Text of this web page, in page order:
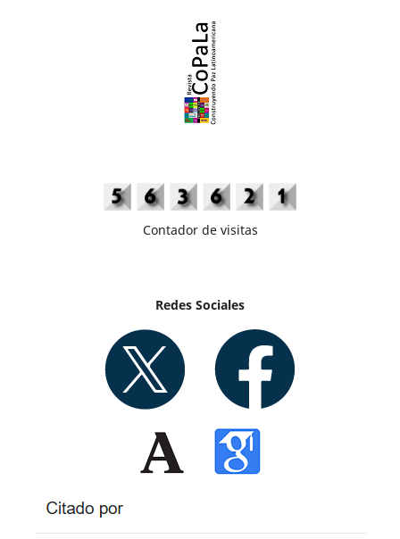
Contador de visitas
Redes Sociales